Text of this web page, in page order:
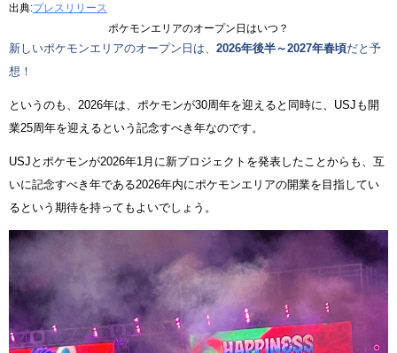
出典:プレスリリース
ポケモンエリアのオープン日はいつ？
新しいポケモンエリアのオープン日は、 2026年後半～2027年春頃だと予
想！
というのも、2026年は、ポケモンが30周年を迎えると同時に、USJも開
業25周年を迎えるという記念すべき年なのです。
USJとポケモンが2026年1月に新プロジェクトを発表したことからも、互
いに記念すべき年である2026年内にポケモンエリアの開業を目指してい
るという期待を持ってもよいでしょう。